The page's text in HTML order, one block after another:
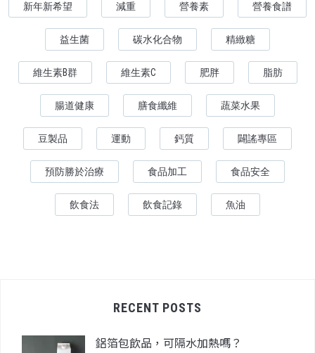
新年新希望 減重 營養素 營養食譜
益生菌 碳水化合物 精緻糖
維生素B群 維生素C 肥胖 脂肪
腸道健康 膳食纖維 蔬菜水果
豆製品 運動 鈣質 闢謠專區
預防勝於治療 食品加工 食品安全
飲食法 飲食記錄 魚油
RECENT POSTS
鋁箔包飲品，可隔水加熱嗎？